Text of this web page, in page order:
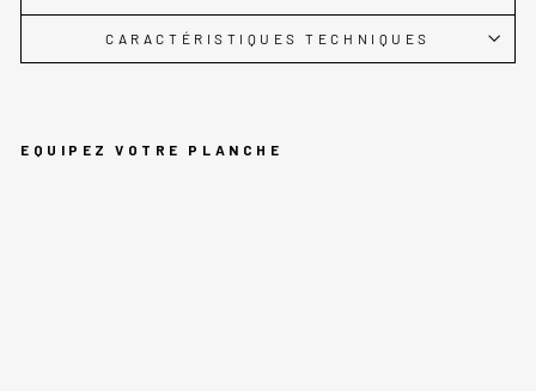
CARACTÉRISTIQUES TECHNIQUES
EQUIPEZ VOTRE PLANCHE